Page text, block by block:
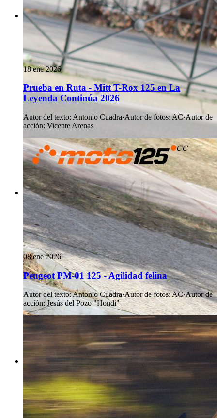
18 ene 2026
Prueba en Ruta - Mitt T-Rox 125 en La
Leyenda Continúa 2026
Autor del texto: Antonio Cuadra·Autor de fotos:AC·Autor de
acción: Vicente Arenas
08 ene 2026
Peugeot PM-01 125 - Agilidad felina
Autor del texto:Antonio Cuadra·Autor de fotos:AC·Autor de
acción: Jesús del Pozo "Hondi"